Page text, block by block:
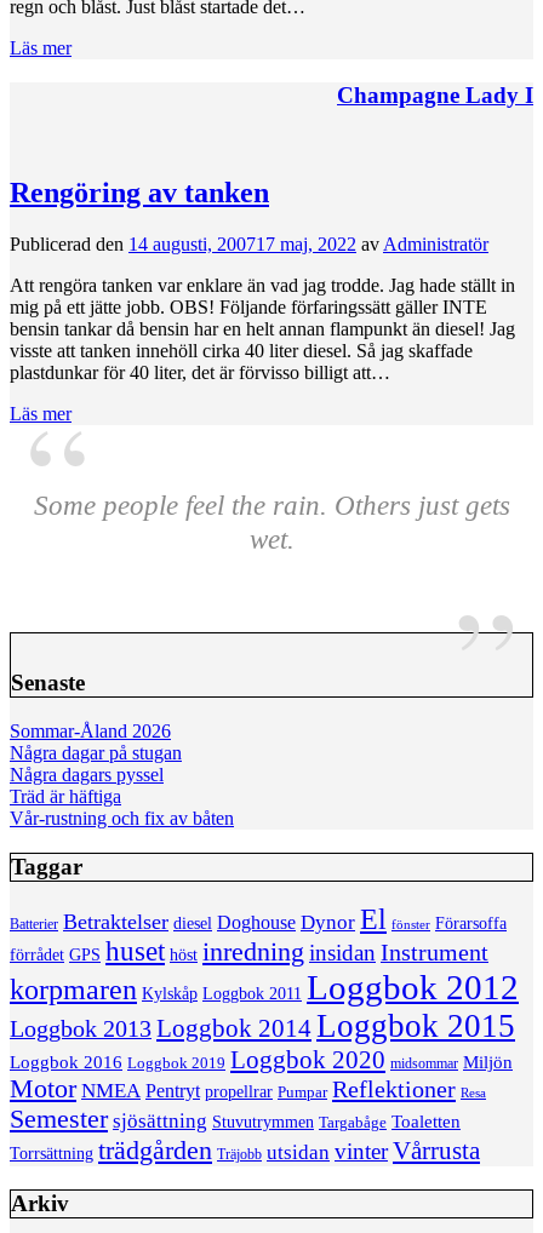
regn och blåst. Just blåst startade det…
Läs mer
Champagne Lady I
Rengöring av tanken
Publicerad den 14 augusti, 200717 maj, 2022 av Administratör
Att rengöra tanken var enklare än vad jag trodde. Jag hade ställt in
mig på ett jätte jobb. OBS! Följande förfaringssätt gäller INTE
bensin tankar då bensin har en helt annan flampunkt än diesel! Jag
visste att tanken innehöll cirka 40 liter diesel. Så jag skaffade
plastdunkar för 40 liter, det är förvisso billigt att…
Läs mer
Some people feel the rain. Others just gets
wet.
Senaste
Sommar-Åland 2026
Några dagar på stugan
Några dagars pyssel
Träd är häftiga
Vår-rustning och fix av båten
Taggar
Batterier Betraktelser diesel Doghouse Dynor El fönster Förarsoffa
förrådet GPS huset höst inredning insidan Instrument
korpmaren Kylskåp Loggbok 2011 Loggbok 2012
Loggbok 2013Loggbok 2014Loggbok 2015
Loggbok 2016 Loggbok 2019 Loggbok 2020 midsommar Miljön
Motor NMEA Pentryt propellrar Pumpar Reflektioner Resa
Semester sjösättning Stuvutrymmen Targabåge Toaletten
Torrsättning trädgården Träjobb utsidan vinterVårrusta
Arkiv